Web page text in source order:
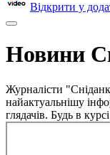
Відкрити у
Новини
Журналісти
найактуальнішу
глядачів. Будь в